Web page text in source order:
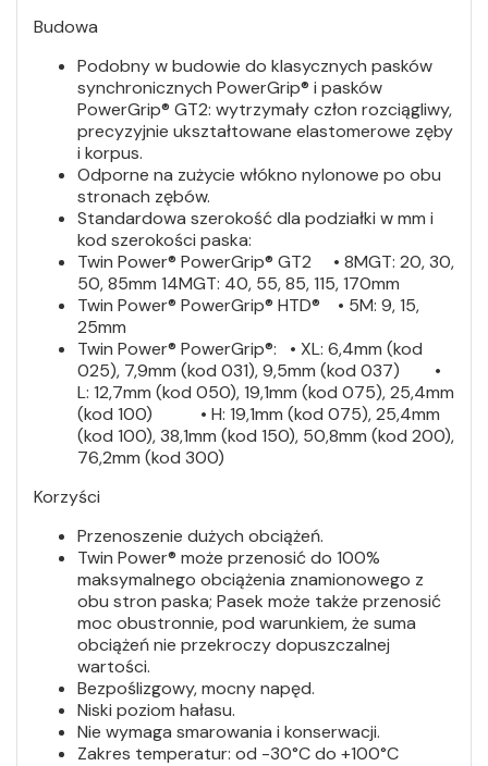
Budowa
Podobny w budowie do klasycznych pasków
synchronicznych PowerGrip® i pasków
PowerGrip® GT2: wytrzymały człon rozciągliwy,
precyzyjnie ukształtowane elastomerowe zęby
i korpus.
Odporne na zużycie włókno nylonowe po obu
stronach zębów.
Standardowa szerokość dla podziałki w mm i
kod szerokości paska:
Twin Power® PowerGrip® GT2 • 8MGT: 20, 30,
50, 85mm 14MGT: 40, 55, 85, 115, 170mm
Twin Power® PowerGrip® HTD® • 5M: 9, 15,
25mm
Twin Power® PowerGrip®: • XL: 6,4mm (kod
025), 7,9mm (kod 031), 9,5mm (kod 037) •
L: 12,7mm (kod 050), 19,1mm (kod 075), 25,4mm
(kod 100) • H: 19,1mm (kod 075), 25,4mm
(kod 100), 38,1mm (kod 150), 50,8mm (kod 200),
76,2mm (kod 300)
Korzyści
Przenoszenie dużych obciążeń.
Twin Power® może przenosić do 100%
maksymalnego obciążenia znamionowego z
obu stron paska; Pasek może także przenosić
moc obustronnie, pod warunkiem, że suma
obciążeń nie przekroczy dopuszczalnej
wartości.
Bezpoślizgowy, mocny napęd.
Niski poziom hałasu.
Nie wymaga smarowania i konserwacji.
Zakres temperatur: od -30°C do +100°C